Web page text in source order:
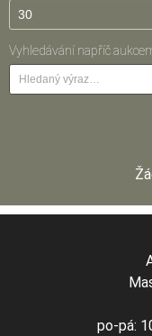
Vyhledávání napříč
po-pá: